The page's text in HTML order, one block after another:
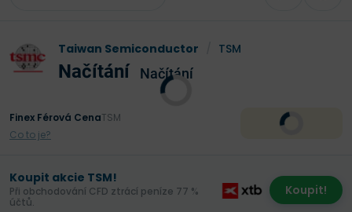
Taiwan Semiconductor TSM
Načítání Načítání
Finex Férová CenaTSM
Co to je?
Koupit akcie TSM!
Při obchodování CFD ztrácí peníze 77 %
účtů.
Koupit!